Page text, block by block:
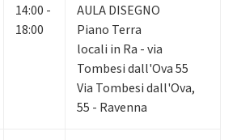
14:00 -
18:00
AULA DISEGNO
Piano Terra
locali in Ra - via
Tombesi dall'Ova 55
Via Tombesi dall'Ova,
55 - Ravenna